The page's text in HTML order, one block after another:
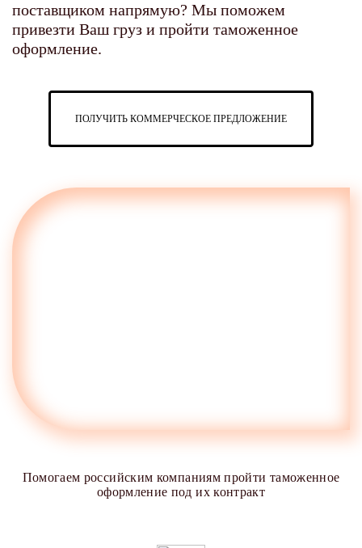
поставщиком напрямую? Мы поможем
привезти Ваш груз и пройти таможенное
оформление.
ПОЛУЧИТЬ КОММЕРЧЕСКОЕ ПРЕДЛОЖЕНИЕ
Помогаем российским компаниям пройти таможенное
оформление под их контракт